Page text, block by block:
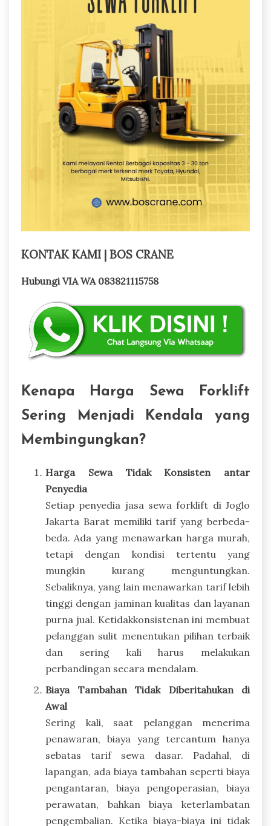
KONTAK KAMI | BOS CRANE
Hubungi VIA WA 083821115758
Kenapa Harga Sewa Forklift
Sering Menjadi Kendala yang
Membingungkan?
Harga Sewa Tidak Konsisten antar
Penyedia
Setiap penyedia jasa sewa forklift di Joglo
Jakarta Barat memiliki tarif yang berbeda-
beda. Ada yang menawarkan harga murah,
tetapi dengan kondisi tertentu yang
mungkin kurang menguntungkan.
Sebaliknya, yang lain menawarkan tarif lebih
tinggi dengan jaminan kualitas dan layanan
purna jual. Ketidakkonsistenan ini membuat
pelanggan sulit menentukan pilihan terbaik
dan sering kali harus melakukan
perbandingan secara mendalam.
Biaya Tambahan Tidak Diberitahukan di
Awal
Sering kali, saat pelanggan menerima
penawaran, biaya yang tercantum hanya
sebatas tarif sewa dasar. Padahal, di
lapangan, ada biaya tambahan seperti biaya
pengantaran, biaya pengoperasian, biaya
perawatan, bahkan biaya keterlambatan
pengembalian. Ketika biaya-biaya ini tidak